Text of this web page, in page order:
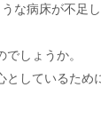
な病床が不足
しょうか。
としているため